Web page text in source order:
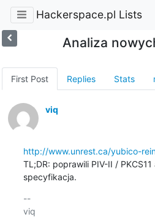
Hackerspace.pl Lists
Analiza
First Post Replies Stats
viq
http://www.unrest.ca/yubico-
TL;DR: poprawili PIV-II /
specyfikacja.
--
viq